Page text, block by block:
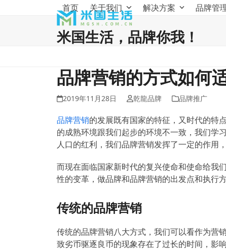
首页 关于我们 解决方案 品牌管
米国生活，品牌你我！
品牌营销的方式如何
2019年11月28日 乾龍品牌 品牌推广
品牌营销的发展既有国家的特征，又时代的特
的成熟环境跟我们起步的环境不一致，我们学
人口的红利，我们品牌营销发挥了一定的作用
而现在面临国家新时代的复兴使命和使命给我
性的变革，做品牌和品牌营销的出发点和执行
传统的品牌营销
传统的品牌营销八大方式，我们可以看作为营
致劣币驱逐良币的现象存在了过长的时间，影